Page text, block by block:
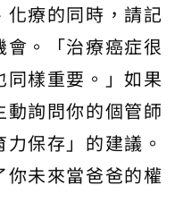
化療的同時，請記
。「治療癌症很
樣重要。」如果
詢問你的個管師
保存」的建議。
你未來當爸爸的權